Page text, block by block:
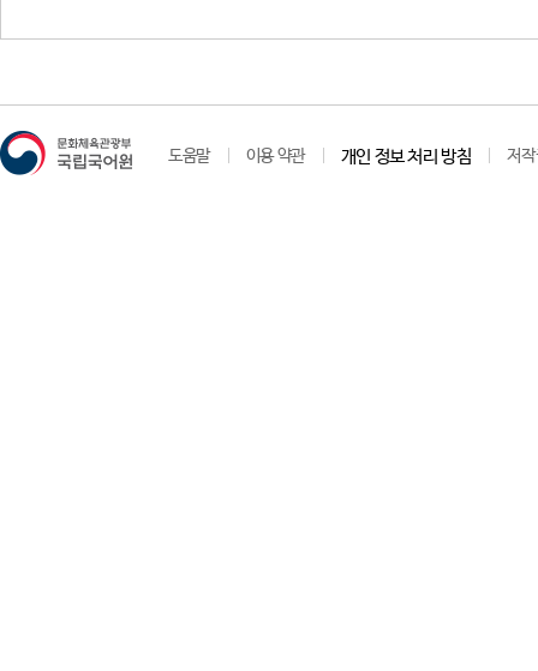
도움말 이용 약관 개인 정보 처리 방침 저